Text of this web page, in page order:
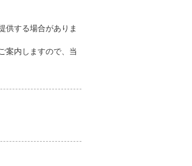
供する場合がありま
案内しますので、当